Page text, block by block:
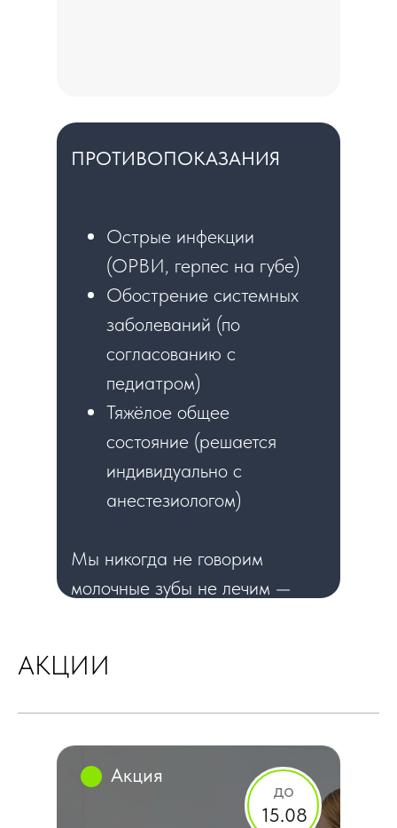
Острые инфекции
(ОРВИ, герпес на губе)
Обострение системных
заболеваний (по
согласованию с
педиатром)
Тяжёлое общее
состояние (решается
индивидуально с
анестезиологом)
Мы никогда не говорим
молочные зубы не лечим —
ПРОТИВОПОКАЗАНИЯ
АКЦИИ
Акция
Акция
до
15.08
Акция